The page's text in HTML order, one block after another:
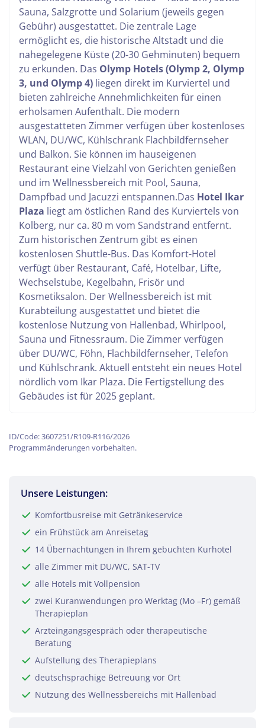
Sauna, Salzgrotte und Solarium (jeweils gegen
Gebühr) ausgestattet. Die zentrale Lage
ermöglicht es, die historische Altstadt und die
nahegelegene Küste (20-30 Gehminuten) bequem
zu erkunden. Das Olymp Hotels (Olymp 2, Olymp
3, und Olymp 4) liegen direkt im Kurviertel und
bieten zahlreiche Annehmlichkeiten für einen
erholsamen Aufenthalt. Die modern
ausgestatteten Zimmer verfügen über kostenloses
WLAN, DU/WC, Kühlschrank Flachbildfernseher
und Balkon. Sie können im hauseigenen
Restaurant eine Vielzahl von Gerichten genießen
und im Wellnessbereich mit Pool, Sauna,
Dampfbad und Jacuzzi entspannen.Das Hotel Ikar
Plaza liegt am östlichen Rand des Kurviertels von
Kolberg, nur ca. 80 m vom Sandstrand entfernt.
Zum historischen Zentrum gibt es einen
kostenlosen Shuttle-Bus. Das Komfort-Hotel
verfügt über Restaurant, Café, Hotelbar, Lifte,
Wechselstube, Kegelbahn, Frisör und
Kosmetiksalon. Der Wellnessbereich ist mit
Kurabteilung ausgestattet und bietet die
kostenlose Nutzung von Hallenbad, Whirlpool,
Sauna und Fitnessraum. Die Zimmer verfügen
über DU/WC, Föhn, Flachbildfernseher, Telefon
und Kühlschrank. Aktuell entsteht ein neues Hotel
nördlich vom Ikar Plaza. Die Fertigstellung des
Gebäudes ist für 2025 geplant.
ID/Code: 3607251/R109-R116/2026
Programmänderungen vorbehalten.
Unsere Leistungen:
Komfortbusreise mit Getränkeservice
ein Frühstück am Anreisetag
14 Übernachtungen in Ihrem gebuchten Kurhotel
alle Zimmer mit DU/WC, SAT-TV
alle Hotels mit Vollpension
zwei Kuranwendungen pro Werktag (Mo –Fr) gemäß
Therapieplan
Arzteingangsgespräch oder therapeutische
Beratung
Aufstellung des Therapieplans
deutschsprachige Betreuung vor Ort
Nutzung des Wellnessbereichs mit Hallenbad